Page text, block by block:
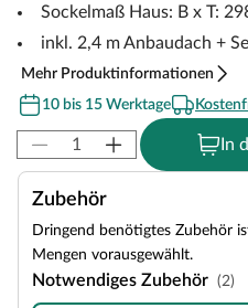
Sockelmaß Haus: B x T:
inkl. 2,4 m Anbaudach +
Mehr Produktinformationen
10 bis 15 Werktage
In
Zubehör
Dringend benötigtes Zubehör
Mengen vorausgewählt.
Notwendiges Zubehör (2)